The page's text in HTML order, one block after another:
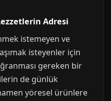
Adresi
istemeyen ve
isteyenler için
gereken bir
de günlük
yöresel ürünlere